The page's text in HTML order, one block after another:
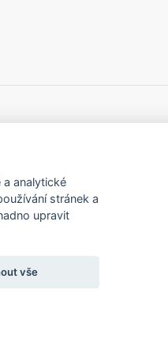
a analytické
stránek a
upravit
vše